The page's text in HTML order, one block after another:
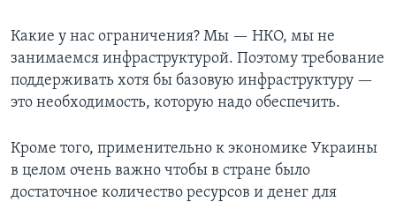
Какие у нас ограничения? Мы — НКО, мы не
занимаемся инфраструктурой. Поэтому требование
поддерживать хотя бы базовую инфраструктуру —
это необходимость, которую надо обеспечить.
Кроме того, применительно к экономике Украины
в целом очень важно чтобы в стране было
достаточное количество ресурсов и денег для